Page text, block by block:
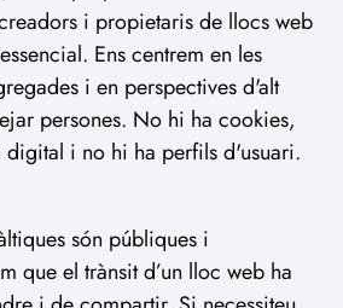
i propietaris de llocs web
Ens centrem en les
i en perspectives d'alt
persones. No hi ha cookies,
digital i no hi ha perfils d'usuari.
són públiques i
que el trànsit d’un lloc web ha